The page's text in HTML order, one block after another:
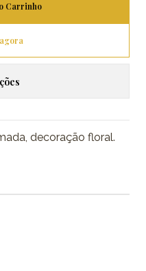
Carrinho
decoração floral.